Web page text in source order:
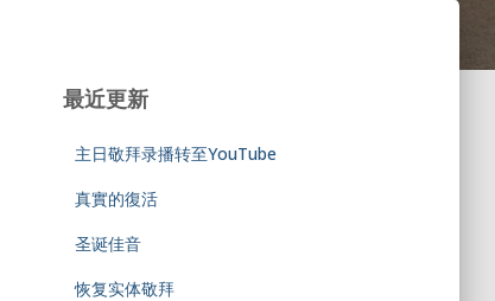
最近更新
主日敬拜录播转至YouTube
真實的復活
圣诞佳音
恢复实体敬拜